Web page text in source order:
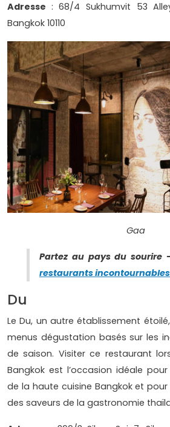
Adresse : 68/4 Sukhumvit 53
Bangkok 10110
Gaa
Partez au pays du sourire
restaurants
Du
Le Du, un autre établissement
menus dégustation basés sur les
de saison. Visiter ce restaurant
Bangkok est l’occasion idéale
de la haute cuisine Bangkok et
des saveurs de la gastronomie